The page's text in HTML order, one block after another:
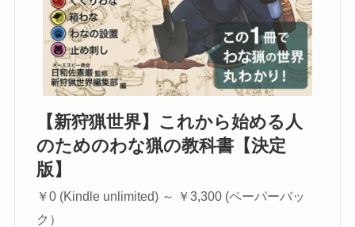
【新狩猟世界】これから始める人
のためのわな猟の教科書【決定
版】
￥0 (Kindle unlimited) ～ ￥3,300 (ペーパーバッ
ク）